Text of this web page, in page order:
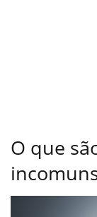
O que